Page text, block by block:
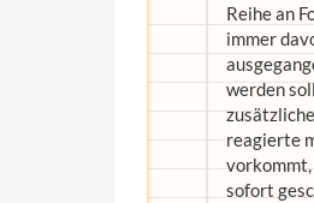
Reihe an
immer
werden
reagierte
vorkommt,
sofort